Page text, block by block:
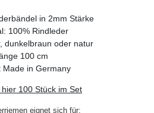
in 2mm Stärke
100% Rindleder
dunkelbraun oder natur
100 cm
Made in Germany
100 Stück im Set
eignet sich für: